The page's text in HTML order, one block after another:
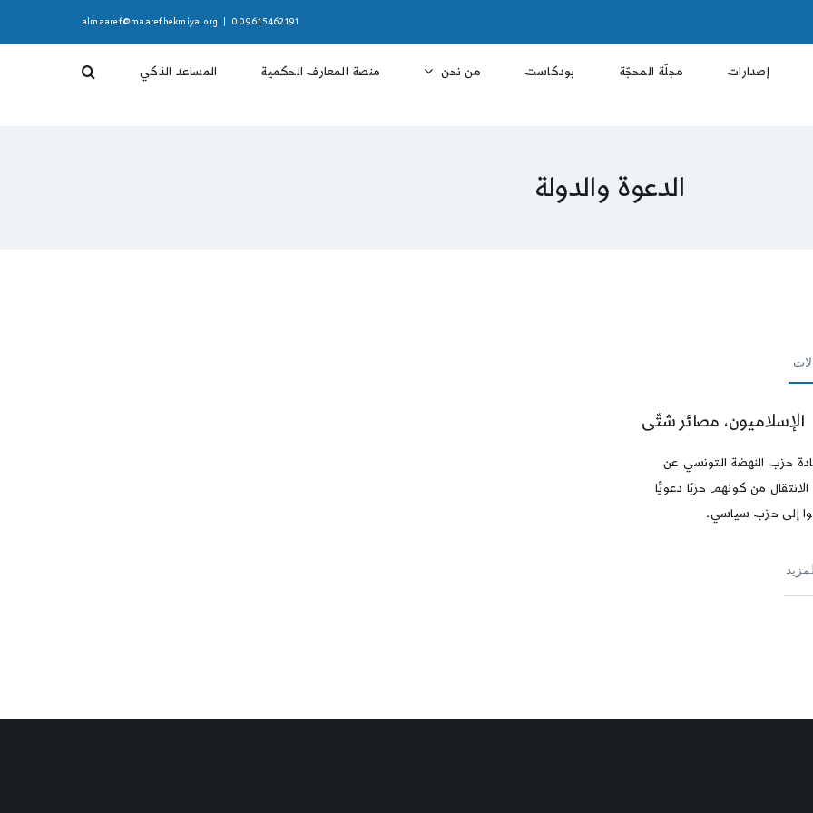
009615462191
almaaref@maarefhekmiya.org
إصدارات مجلّة المحجّة بودكاست من نحن منصة المعارف الحكمية المساعد الذكي
الدعوة والدولة
الإسلاميون، مصائر شتّى
حزب النهضة التونسي عن
من كونهم حزبًا دعويًّا
إلى حزب سياسي.